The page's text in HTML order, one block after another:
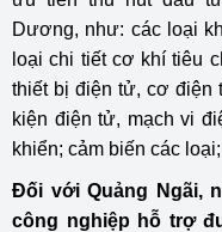
Dương, như: các loại
loại chi tiết cơ khí tiêu
thiết bị điện tử, cơ điện
kiện điện tử, mạch vi
khiển; cảm biến các
Đối với Quảng Ngãi,
công nghiệp hỗ trợ